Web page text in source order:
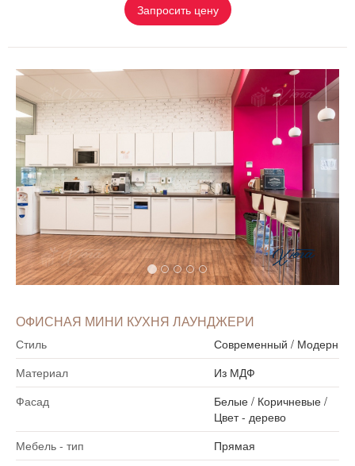
Запросить цену
ОФИСНАЯ МИНИ КУХНЯ ЛАУНДЖЕРИ
Стиль Современный / Модерн
Материал
Из МДФ
Фасад
Белые/ Коричневые/
Цвет - дерево
Мебель - тип
Прямая